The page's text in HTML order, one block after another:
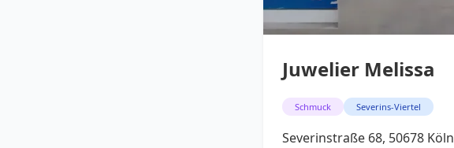
Juwelier Melissa
Schmuck Severins-Viertel
Severinstraße 68, 50678 Köln